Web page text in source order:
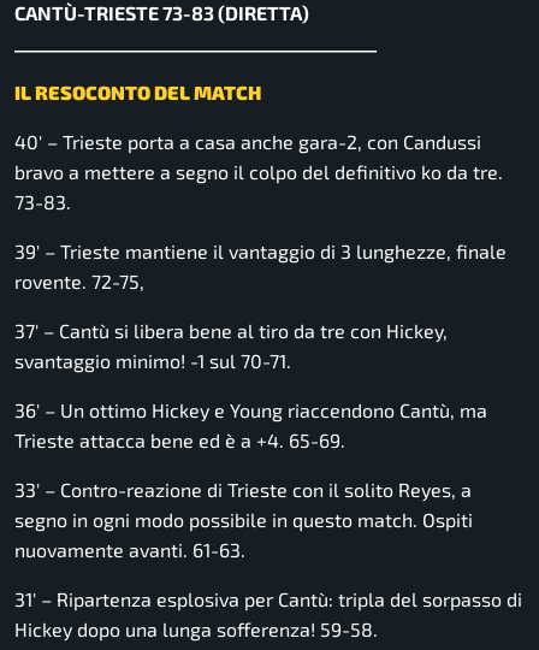
CANTÙ-TRIESTE 73-83 (DIRETTA)
IL RESOCONTO DEL MATCH
40′ – Trieste porta a casa anche gara-2, con Candussi
bravo a mettere a segno il colpo del definitivo ko da tre.
73-83.
39′ – Trieste mantiene il vantaggio di 3 lunghezze, finale
rovente. 72-75,
37′ – Cantù si libera bene al tiro da tre con Hickey,
svantaggio minimo! -1 sul 70-71.
36′ – Un ottimo Hickey e Young riaccendono Cantù, ma
Trieste attacca bene ed è a +4. 65-69.
33′ – Contro-reazione di Trieste con il solito Reyes, a
segno in ogni modo possibile in questo match. Ospiti
nuovamente avanti. 61-63.
31′ – Ripartenza esplosiva per Cantù: tripla del sorpasso di
Hickey dopo una lunga sofferenza! 59-58.